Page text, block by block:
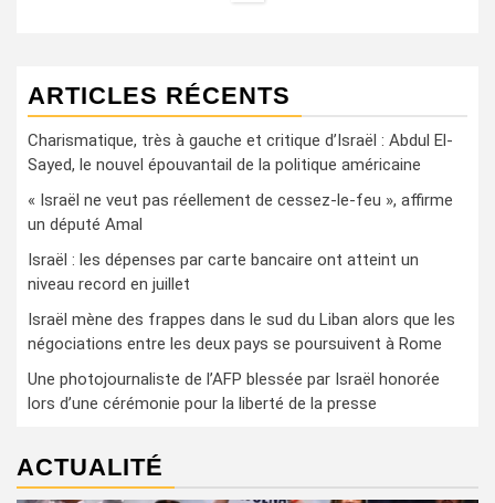
ARTICLES RÉCENTS
Charismatique, très à gauche et critique d’Israël : Abdul El-
Sayed, le nouvel épouvantail de la politique américaine
« Israël ne veut pas réellement de cessez-le-feu », affirme
un député Amal
Israël : les dépenses par carte bancaire ont atteint un
niveau record en juillet
Israël mène des frappes dans le sud du Liban alors que les
négociations entre les deux pays se poursuivent à Rome
Une photojournaliste de l’AFP blessée par Israël honorée
lors d’une cérémonie pour la liberté de la presse
ACTUALITÉ